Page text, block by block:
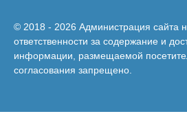
© 2018 - 2026 Администрация сайта
ответственности за содержание и
информации, размещаемой
согласования запрещено.